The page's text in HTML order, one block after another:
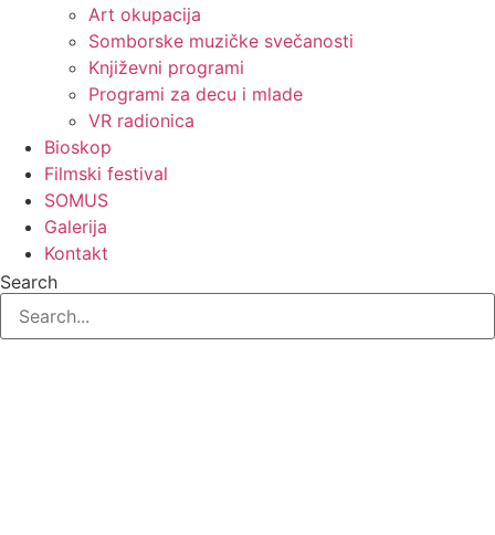
Art okupacija
Somborske muzičke svečanosti
Književni programi
Programi za decu i mlade
VR radionica
Bioskop
Filmski festival
SOMUS
Galerija
Kontakt
Search